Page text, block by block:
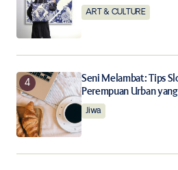
ART & CULTURE
Seni Melambat: Tips
Perempuan Urban
Jiwa